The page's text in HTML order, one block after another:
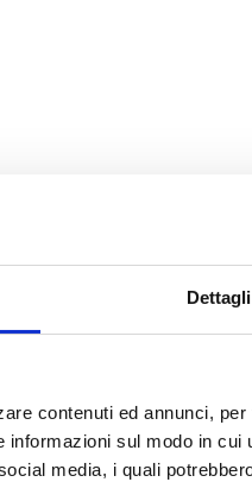
Dettagli
contenuti ed annunci,
informazioni sul modo in
media, i quali